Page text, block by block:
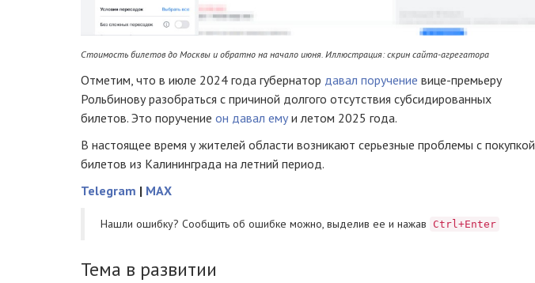
Стоимость билетов до Москвы и обратно на начало июня. Иллюстрация: скрин сайта-агрегатора
Отметим, что в июле 2024 года губернатор давал поручение вице-премьеру
Рольбинову разобраться с причиной долгого отсутствия субсидированных
билетов. Это поручение он давал емуи летом 2025 года.
В настоящее время у жителей области возникают серьезные проблемы с покупкой
билетов из Калининграда на летний период.
Telegram | MAX
Нашли ошибку? Cообщить об ошибке можно, выделив ее и нажав Ctrl+Enter
Тема в развитии